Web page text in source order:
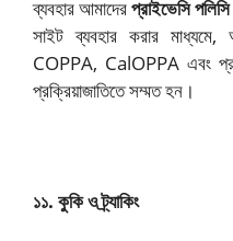
ব্যবহার আমাদেরপ্রাইভেসি পলিসি
সাইট ব্যবহার করার
COPPA, CalOPPA এবং
প্রক্রিয়াজাতিতে সম্মত হন।
১১. কুকি ও ট্র্যাকিং